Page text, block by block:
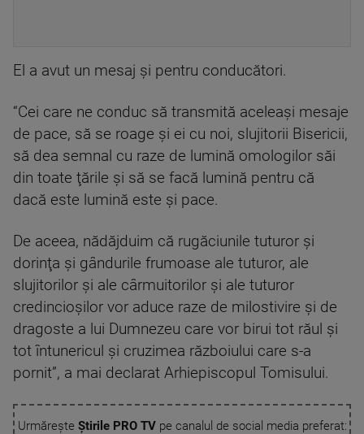
El a avut un mesaj şi pentru conducători.
“Cei care ne conduc să transmită aceleaşi mesaje
de pace, să se roage şi ei cu noi, slujitorii Bisericii,
să dea semnal cu raze de lumină omologilor săi
din toate ţările şi să se facă lumină pentru că
dacă este lumină este şi pace.
De aceea, nădăjduim că rugăciunile tuturor şi
dorinţa şi gândurile frumoase ale tuturor, ale
slujitorilor şi ale cârmuitorilor şi ale tuturor
credincioşilor vor aduce raze de milostivire şi de
dragoste a lui Dumnezeu care vor birui tot răul şi
tot întunericul şi cruzimea războiului care s-a
pornit”, a mai declarat Arhiepiscopul Tomisului.
Urmărește Știrile PRO TVpe canalul de social media preferat: